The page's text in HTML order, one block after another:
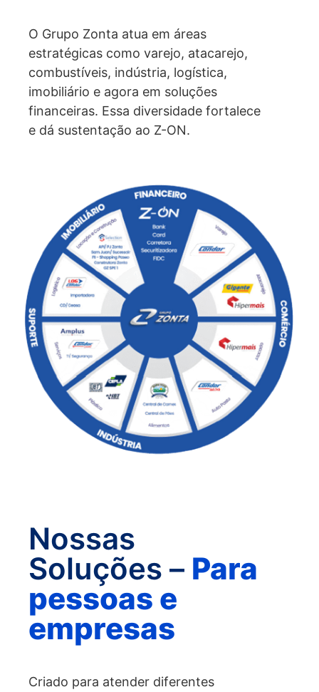
O Grupo Zonta atua em áreas
estratégicas como varejo, atacarejo,
combustíveis, indústria, logística,
imobiliário e agora em soluções
financeiras. Essa diversidade fortalece
e dá sustentação ao Z-ON.
Nossas
Soluções – Para
pessoas e
empresas
Criado para atender diferentes